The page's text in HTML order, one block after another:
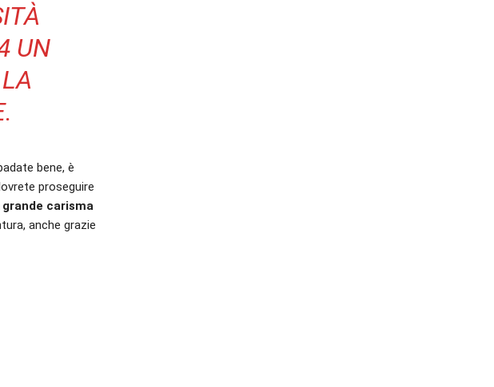
UN
bene, è
proseguire
carisma
anche grazie